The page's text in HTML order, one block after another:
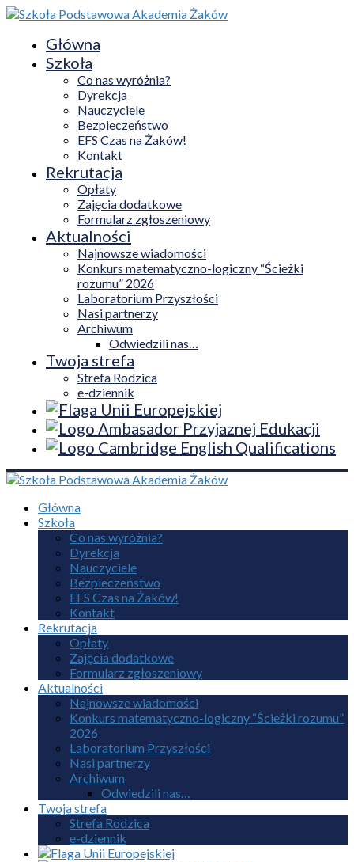
Główna
Szkoła
Co nas wyróżnia?
Dyrekcja
Nauczyciele
Bezpieczeństwo
EFS Czas na Żaków!
Kontakt
Rekrutacja
Opłaty
Zajęcia dodatkowe
Formularz zgłoszeniowy
Aktualności
Najnowsze wiadomości
Konkurs matematyczno-logiczny “Ścieżki
rozumu” 2026
Laboratorium Przyszłości
Nasi partnerzy
Archiwum
Odwiedzili nas…
Twoja strefa
Strefa Rodzica
e-dziennik
Główna
Szkoła
Co nas wyróżnia?
Dyrekcja
Nauczyciele
Bezpieczeństwo
EFS Czas na Żaków!
Kontakt
Rekrutacja
Opłaty
Zajęcia dodatkowe
Formularz zgłoszeniowy
Aktualności
Najnowsze wiadomości
Konkurs matematyczno-logiczny “Ścieżki rozumu”
2026
Laboratorium Przyszłości
Nasi partnerzy
Archiwum
Odwiedzili nas…
Twoja strefa
Strefa Rodzica
e-dziennik